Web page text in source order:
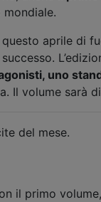
aprile di
uno
Il volume sarà
del mese.
il primo